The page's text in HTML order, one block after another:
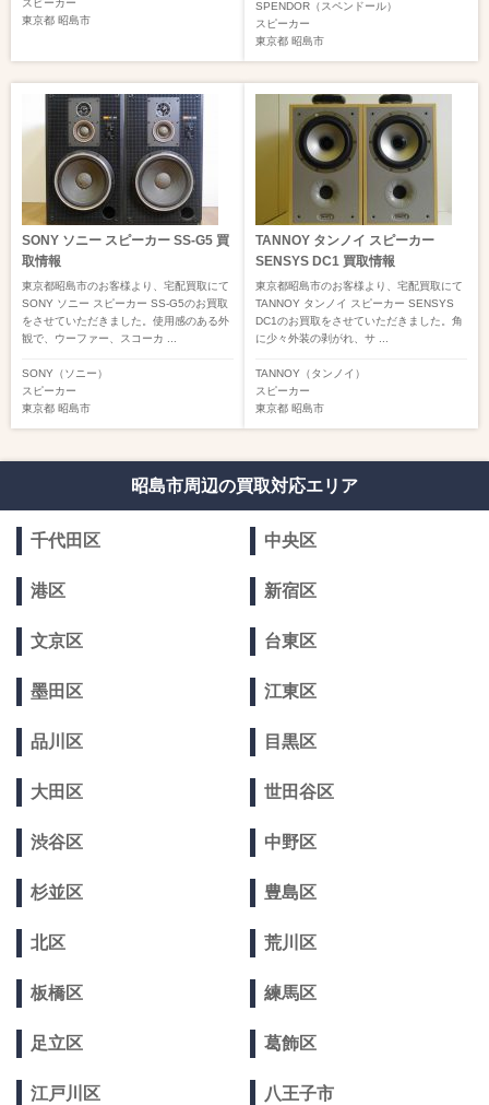
スピーカー
東京都 昭島市
SPENDOR（スペンドール）
スピーカー
東京都 昭島市
SONY ソニー スピーカー SS-G5 買
取情報
東京都昭島市のお客様より、宅配買取にて
SONY ソニー スピーカー SS-G5のお買取
をさせていただきました。使用感のある外
観で、ウーファー、スコーカ ...
SONY（ソニー）
スピーカー
東京都 昭島市
TANNOY タンノイ スピーカー
SENSYS DC1 買取情報
東京都昭島市のお客様より、宅配買取にて
TANNOY タンノイ スピーカー SENSYS
DC1のお買取をさせていただきました。角
に少々外装の剥がれ、サ ...
TANNOY（タンノイ）
スピーカー
東京都 昭島市
昭島市周辺の買取対応エリア
千代田区 中央区
港区 新宿区
文京区 台東区
墨田区 江東区
品川区 目黒区
大田区 世田谷区
渋谷区 中野区
杉並区 豊島区
北区 荒川区
板橋区 練馬区
足立区 葛飾区
江戸川区 八王子市